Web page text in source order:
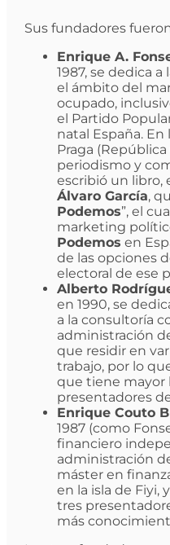
Sus fundadores
Enrique A.
1987, se dedica
el ámbito del
ocupado,
el Partido
natal España.
Praga
periodismo y
escribió un libro,
Álvaro García,
Podemos”, el
marketing
Podemos en
de las opciones
electoral de ese
Alberto
en 1990, se
a la consultoría
administración
que residir en
trabajo, por lo
que tiene mayor
presentadores
Enrique Couto
1987 (como
financiero
administración
máster en
en la isla de Fiyi,
tres
más